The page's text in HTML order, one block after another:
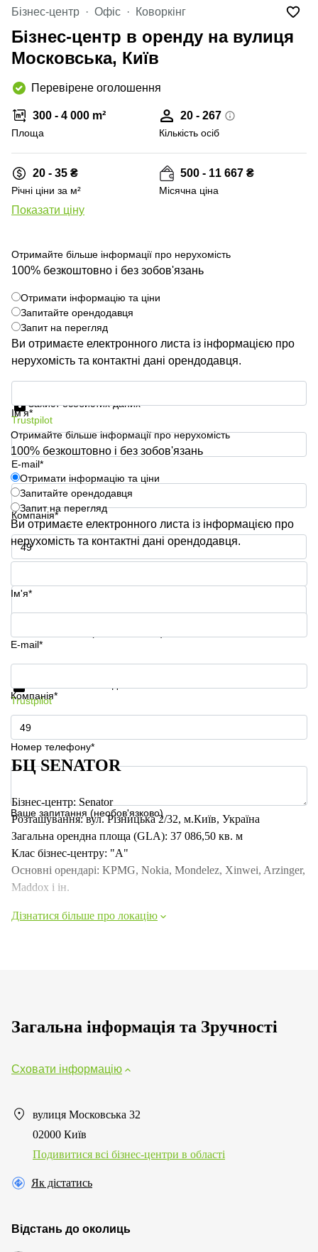
Бізнес-центр Офіс Коворкінг
Бізнес-центр в оренду на вулиця
Московська, Київ
Перевірене оголошення
300 - 4 000 m²
Площа
20 - 267
Кількість осіб
20 - 35 ₴
Річні ціни за м²
Показати ціну
500 - 11 667 ₴
Місячна ціна
Отримайте більше інформації про нерухомість
100% безкоштовно і без зобов'язань
Отримати інформацію та ціни
Запитайте орендодавця
Запит на перегляд
Ви отримаєте електронного листа із інформацією про
нерухомість та контактні дані орендодавця.
Ім'я*
E-mail*
Компанія*
Номер телефону*
Захист особистих даних
Trustpilot
Отримайте більше інформації про нерухомість
100% безкоштовно і без зобов'язань
Отримати інформацію та ціни
Запитайте орендодавця
Запит на перегляд
Ви отримаєте електронного листа із інформацією про
нерухомість та контактні дані орендодавця.
Ім'я*
E-mail*
Компанія*
Номер телефону*
Ваше запитання (необов'язково)
Отримати інформацію та ціни
Trustpilot
БЦ SENATOR
Бізнес-центр: Senator
Розташування: вул. Різницька 2/32, м.Київ, Україна
Загальна орендна площа (GLA): 37 086,50 кв. м
Клас бізнес-центру: "А"
Основні орендарі: KPMG, Nokia, Mondelez, Xinwei, Arzinger,
Maddox і ін.
Дізнатися більше про локацію
Загальна інформація та Зручності
Сховати інформацію
вулиця Московська 32
02000 Київ
Подивитися всі бізнес-центри в області
Як дістатись
Відстань до околиць